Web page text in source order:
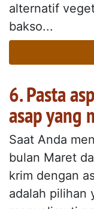
alternatif
bakso...
6. Pasta
asap yang
Saat Anda
bulan Maret
krim dengan
adalah pilihan